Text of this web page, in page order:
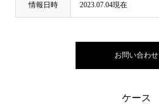
情報日時 2023.07.04現在
お問い合わせ
ケース